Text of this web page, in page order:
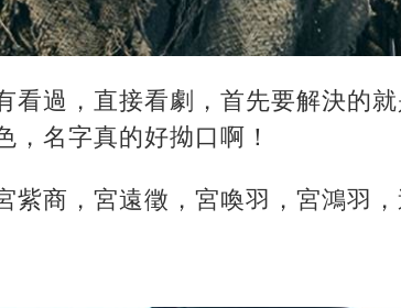
看過，直接看劇，首先要解決的
，名字真的好拗口啊！
紫商，宮遠徵，宮喚羽，宮鴻羽